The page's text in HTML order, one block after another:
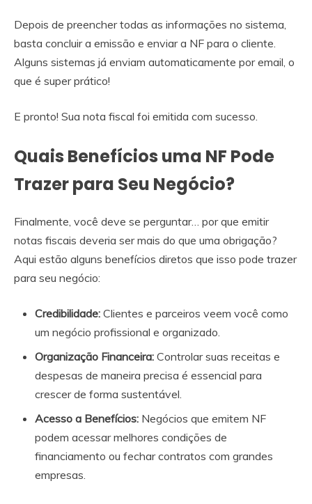
Depois de preencher todas as informações no sistema,
basta concluir a emissão e enviar a NF para o cliente.
Alguns sistemas já enviam automaticamente por email, o
que é super prático!
E pronto! Sua nota fiscal foi emitida com sucesso.
Quais Benefícios uma NF Pode
Trazer para Seu Negócio?
Finalmente, você deve se perguntar… por que emitir
notas fiscais deveria ser mais do que uma obrigação?
Aqui estão alguns benefícios diretos que isso pode trazer
para seu negócio:
Credibilidade: Clientes e parceiros veem você como
um negócio profissional e organizado.
Organização Financeira: Controlar suas receitas e
despesas de maneira precisa é essencial para
crescer de forma sustentável.
Acesso a Benefícios: Negócios que emitem NF
podem acessar melhores condições de
financiamento ou fechar contratos com grandes
empresas.